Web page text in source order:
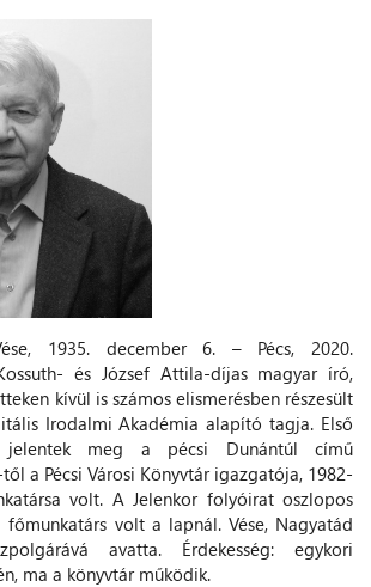
1935. december 6. – Pécs, 2020.
és József Attila-díjas magyar író,
kívül is számos elismerésben részesült
Irodalmi Akadémia alapító tagja. Első
jelentek meg a pécsi Dunántúl című
a Pécsi Városi Könyvtár igazgatója, 1982-
volt. A Jelenkor folyóirat oszlopos
volt a lapnál. Vése, Nagyatád
avatta. Érdekesség: egykori
ma a könyvtár működik.